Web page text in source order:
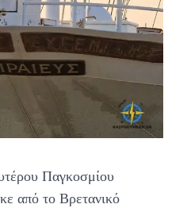
Παγκοσμίου
από το Βρετανικό